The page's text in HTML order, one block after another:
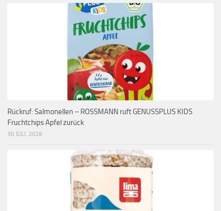
Rückruf: Salmonellen – ROSSMANN ruft GENUSSPLUS KIDS
Fruchtchips Apfel zurück
30 JULI, 2026